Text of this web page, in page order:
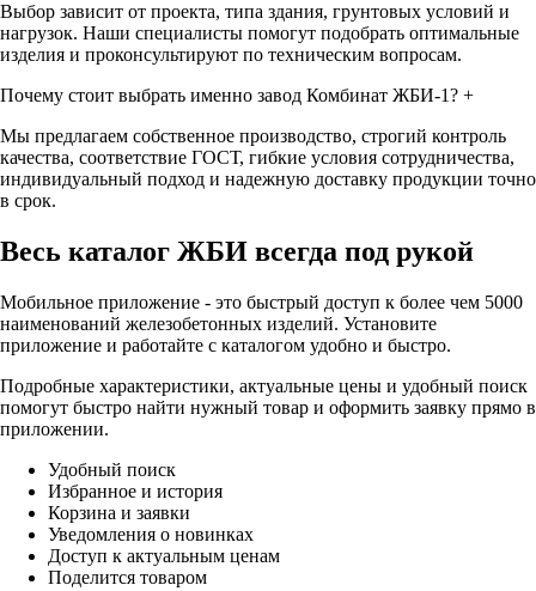
Выбор зависит от проекта, типа здания, грунтовых условий и
нагрузок. Наши специалисты помогут подобрать оптимальные
изделия и проконсультируют по техническим вопросам.
Почему стоит выбрать именно завод Комбинат ЖБИ-1? +
Мы предлагаем собственное производство, строгий контроль
качества, соответствие ГОСТ, гибкие условия сотрудничества,
индивидуальный подход и надежную доставку продукции точно
в срок.
Весь каталог ЖБИ всегда под рукой
Мобильное приложение - это быстрый доступ к более чем 5000
наименований железобетонных изделий. Установите
приложение и работайте с каталогом удобно и быстро.
Подробные характеристики, актуальные цены и удобный поиск
помогут быстро найти нужный товар и оформить заявку прямо в
приложении.
Удобный поиск
Избранное и история
Корзина и заявки
Уведомления о новинках
Доступ к актуальным ценам
Поделится товаром